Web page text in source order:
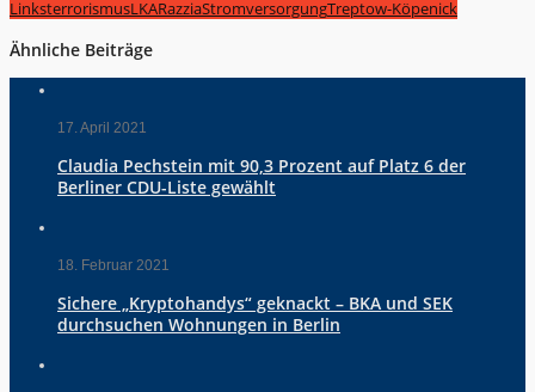
LinksterrorismusLKARazziaStromversorgungTreptow-Köpenick
Ähnliche Beiträge
17. April 2021
Claudia Pechstein mit 90,3 Prozent auf Platz 6 der
Berliner CDU-Liste gewählt
18. Februar 2021
Sichere „Kryptohandys“ geknackt – BKA und SEK
durchsuchen Wohnungen in Berlin